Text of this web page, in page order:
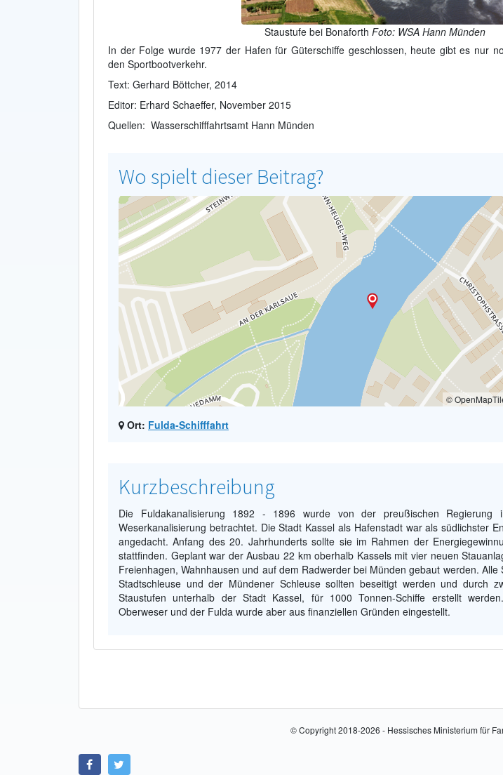
Staustufe bei BonaforthFoto: WSA Hann Münden
In der Folge wurde 1977 der Hafen für Güterschiffe geschlossen, heute gibt es nur
den Sportbootverkehr.
Text: Gerhard Böttcher, 2014
Editor: Erhard Schaeffer, November 2015
Quellen: Wasserschifffahrtsamt Hann Münden
Wo spielt dieser Beitrag?
©
Ort: Fulda-Schifffahrt
Kurzbeschreibung
Die Fuldakanalisierung 1892 - 1896 wurde von der preußischen
Weserkanalisierung betrachtet. Die Stadt Kassel als Hafenstadt war als südlichster
angedacht. Anfang des 20. Jahrhunderts sollte sie im Rahmen der
stattfinden. Geplant war der Ausbau 22 km oberhalb Kassels mit vier neuen
Freienhagen, Wahnhausen und auf dem Radwerder bei Münden gebaut werden.
Stadtschleuse und der Mündener Schleuse sollten beseitigt werden und durch
Staustufen unterhalb der Stadt Kassel, für 1000 Tonnen-Schiffe erstellt
Oberweser und der Fulda wurde aber aus finanziellen Gründen eingestellt.
© Copyright 2018-2026 - Hessisches Ministerium für
Link zu Facebook
Link zu Twitter